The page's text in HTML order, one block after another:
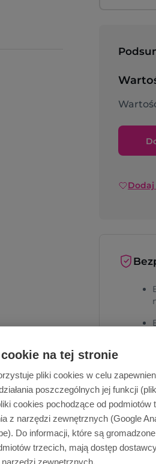
na tej stronie
pliki cookies w celu
poszczególnych jej funkcji
cookies pochodzące od podmiotów
z narzędzi zewnętrznych (Google
Do informacji, które są
trzecich, mają dostęp
zewnętrznych.